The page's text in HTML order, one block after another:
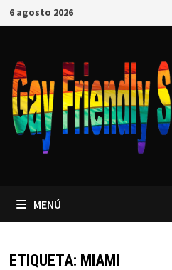
6 agosto 2026
MENÚ
ETIQUETA: MIAMI